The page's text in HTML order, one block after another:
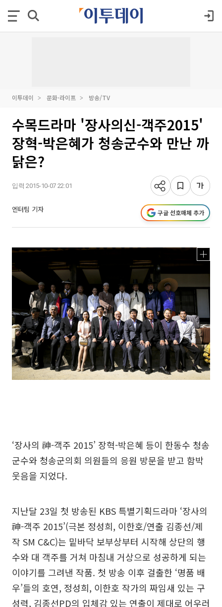
이투데이 문화·라이프 방송/TV
수목드라마 '장사의신-객주2015'
장혁-박은혜가 청송군수와 만난 까
닭은?
입력 2015-10-07 22:01
엔터팀 기자 구글 선호매체 추가
‘장사의 神-객주 2015’ 장혁-박은혜 등이 한동수 청송
군수와 청송군의회 의원들의 응원 방문을 받고 함박
웃음을 지었다.
지난달 23일 첫 방송된 KBS 특별기획드라마 ‘장사의
神-객주 2015’(극본 정성희, 이한호/연출 김종선/제
작 SM C&C)는 밑바닥 보부상부터 시작해 상단의 행
수와 대 객주를 거쳐 마침내 거상으로 성공하게 되는
이야기를 그려낸 작품. 첫 방송 이후 걸출한 ‘명품 배
우’들의 호연, 정성희, 이한호 작가의 짜임새 있는 구
성력, 김종선PD의 입체감 있는 연출이 제대로 어우러